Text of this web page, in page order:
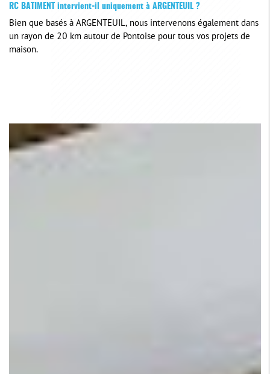
RC BATIMENT intervient-il uniquement à ARGENTEUIL ?
Bien que basés à ARGENTEUIL, nous intervenons également dans
un rayon de 20 km autour de Pontoise pour tous vos projets de
maison.